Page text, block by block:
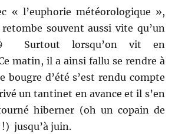
« l’euphorie météorologique »,
retombe souvent aussi vite qu’un
Surtout lorsqu’on vit en
matin, il a ainsi fallu se rendre à
bougre d’été s’est rendu compte
un tantinet en avance et il s’en
hiberner (oh un copain de
jusqu’à juin.